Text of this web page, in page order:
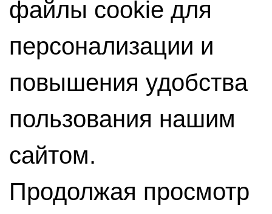
файлы cookie для
персонализации и
повышения удобства
пользования нашим
сайтом.
Продолжая просмотр